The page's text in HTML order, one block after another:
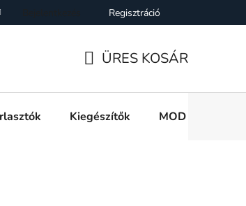
Tájékoztató Elállás a Vásárlástol
Regisztráció
ÜRES KOSÁR
Kiegészítők MOD e cigi